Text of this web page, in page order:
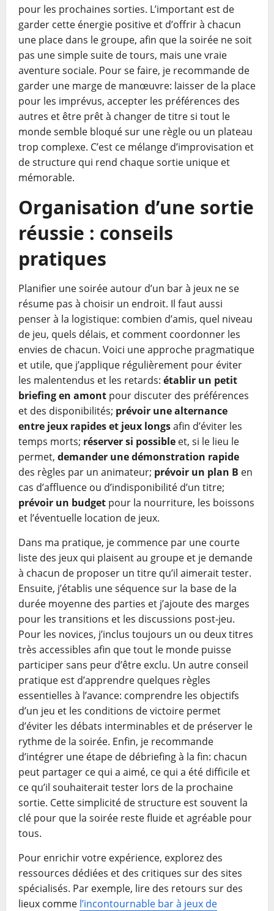
pour les prochaines sorties. L’important est de
garder cette énergie positive et d’offrir à chacun
une place dans le groupe, afin que la soirée ne soit
pas une simple suite de tours, mais une vraie
aventure sociale. Pour se faire, je recommande de
garder une marge de manœuvre: laisser de la place
pour les imprévus, accepter les préférences des
autres et être prêt à changer de titre si tout le
monde semble bloqué sur une règle ou un plateau
trop complexe. C’est ce mélange d’improvisation et
de structure qui rend chaque sortie unique et
mémorable.
Organisation d’une sortie
réussie : conseils
pratiques
Planifier une soirée autour d’un bar à jeux ne se
résume pas à choisir un endroit. Il faut aussi
penser à la logistique: combien d’amis, quel niveau
de jeu, quels délais, et comment coordonner les
envies de chacun. Voici une approche pragmatique
et utile, que j’applique régulièrement pour éviter
les malentendus et les retards: établir un petit
briefing en amont pour discuter des préférences
et des disponibilités; prévoir une alternance
entre jeux rapides et jeux longsafin d’éviter les
temps morts; réserver si possible et, si le lieu le
permet, demander une démonstration rapide
des règles par un animateur; prévoir un plan B en
cas d’affluence ou d’indisponibilité d’un titre;
prévoir un budget pour la nourriture, les boissons
et l’éventuelle location de jeux.
Dans ma pratique, je commence par une courte
liste des jeux qui plaisent au groupe et je demande
à chacun de proposer un titre qu’il aimerait tester.
Ensuite, j’établis une séquence sur la base de la
durée moyenne des parties et j’ajoute des marges
pour les transitions et les discussions post-jeu.
Pour les novices, j’inclus toujours un ou deux titres
très accessibles afin que tout le monde puisse
participer sans peur d’être exclu. Un autre conseil
pratique est d’apprendre quelques règles
essentielles à l’avance: comprendre les objectifs
d’un jeu et les conditions de victoire permet
d’éviter les débats interminables et de préserver le
rythme de la soirée. Enfin, je recommande
d’intégrer une étape de débriefing à la fin: chacun
peut partager ce qui a aimé, ce qui a été difficile et
ce qu’il souhaiterait tester lors de la prochaine
sortie. Cette simplicité de structure est souvent la
clé pour que la soirée reste fluide et agréable pour
tous.
Pour enrichir votre expérience, explorez des
ressources dédiées et des critiques sur des sites
spécialisés. Par exemple, lire des retours sur des
lieux comme l’incontournable bar à jeux de